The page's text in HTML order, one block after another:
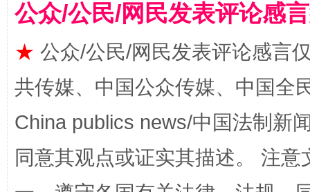
公众/公民/网民发表评论感
★ 公众/公民/网民发表评论感言
共传媒、中国公众传媒、中国全
China publics news/中国法制新
同意其观点或证实其描述。 注